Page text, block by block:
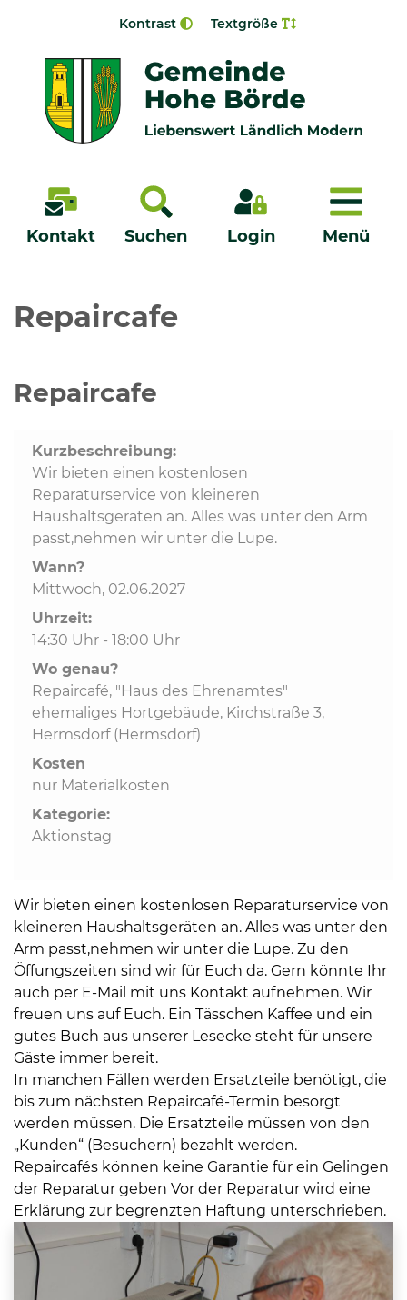
Kontrast Textgröße
Kontakt Suchen Login Menü
Menü
Neuigkeiten
Kommunalpolitik
Bildung und Soziales
Wirtschaft, Bauen, Verkehr
Tourismus, Freizeit, Dorfleben
Ehrenamt und Engagement
Repaircafe
Repaircafe
Kurzbeschreibung:
Wir bieten einen kostenlosen
Reparaturservice von kleineren
Haushaltsgeräten an. Alles was unter den Arm
passt,nehmen wir unter die Lupe.
Wann?
Mittwoch, 02.06.2027
Uhrzeit:
14:30 Uhr - 18:00 Uhr
Wo genau?
Repaircafé, "Haus des Ehrenamtes"
ehemaliges Hortgebäude, Kirchstraße 3,
Hermsdorf (Hermsdorf)
Kosten
nur Materialkosten
Kategorie:
Aktionstag
Wir bieten einen kostenlosen Reparaturservice von
kleineren Haushaltsgeräten an. Alles was unter den
Arm passt,nehmen wir unter die Lupe. Zu den
Öffungszeiten sind wir für Euch da. Gern könnte Ihr
auch per E-Mail mit uns Kontakt aufnehmen. Wir
freuen uns auf Euch. Ein Tässchen Kaffee und ein
gutes Buch aus unserer Lesecke steht für unsere
Gäste immer bereit.
In manchen Fällen werden Ersatzteile benötigt, die
bis zum nächsten Repaircafé-Termin besorgt
werden müssen. Die Ersatzteile müssen von den
„Kunden“ (Besuchern) bezahlt werden.
Repaircafés können keine Garantie für ein Gelingen
der Reparatur geben Vor der Reparatur wird eine
Erklärung zur begrenzten Haftung unterschrieben.